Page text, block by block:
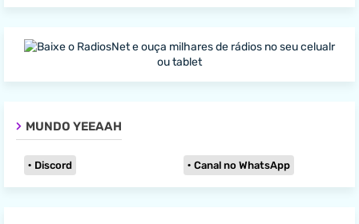
MUNDO YEEAAH
Discord Canal no WhatsApp